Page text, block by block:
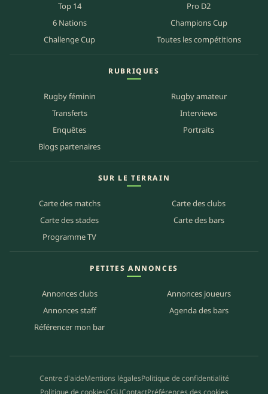
Top 14
Pro D2
6 Nations
Champions Cup
Challenge Cup
Toutes les compétitions
RUBRIQUES
Rugby féminin
Rugby amateur
Transferts
Interviews
Enquêtes
Portraits
Blogs partenaires
SUR LE TERRAIN
Carte des matchs
Carte des clubs
Carte des stades
Carte des bars
Programme TV
PETITES ANNONCES
Annonces clubs
Annonces joueurs
Annonces staff
Agenda des bars
Référencer mon bar
Centre d'aideMentions légalesPolitique de confidentialité